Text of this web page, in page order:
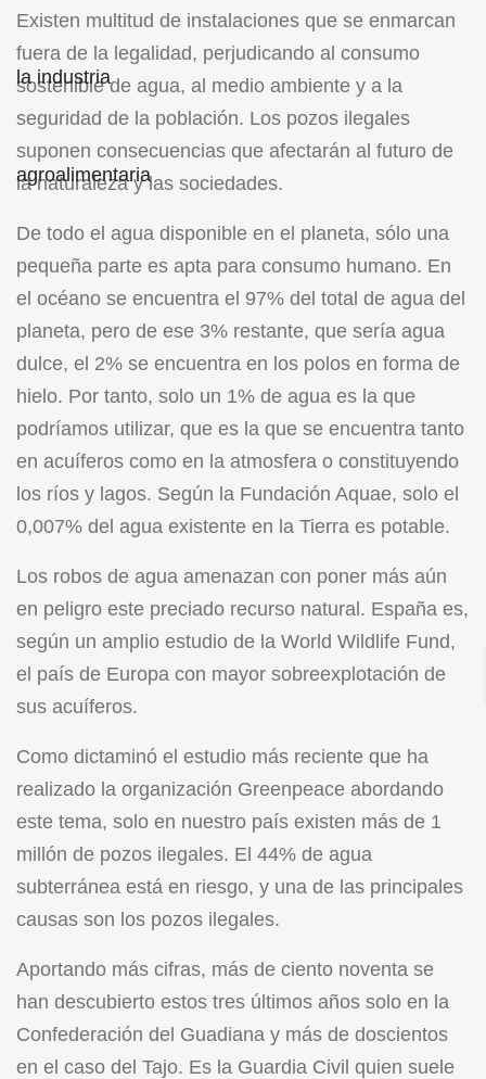
Existen multitud de instalaciones que se enmarcan
fuera de la legalidad, perjudicando al consumo
sostenible de agua, al medio ambiente y a la
seguridad de la población. Los pozos ilegales
suponen consecuencias que afectarán al futuro de
la naturaleza y las sociedades.
De todo el agua disponible en el planeta, sólo una
pequeña parte es apta para consumo humano. En
el océano se encuentra el 97% del total de agua del
planeta, pero de ese 3% restante, que sería agua
dulce, el 2% se encuentra en los polos en forma de
hielo. Por tanto, solo un 1% de agua es la que
podríamos utilizar, que es la que se encuentra tanto
en acuíferos como en la atmosfera o constituyendo
los ríos y lagos. Según la Fundación Aquae, solo el
0,007% del agua existente en la Tierra es potable.
Los robos de agua amenazan con poner más aún
en peligro este preciado recurso natural. España es,
según un amplio estudio de la World Wildlife Fund,
el país de Europa con mayor sobreexplotación de
sus acuíferos.
Como dictaminó el estudio más reciente que ha
realizado la organización Greenpeace abordando
este tema, solo en nuestro país existen más de 1
millón de pozos ilegales. El 44% de agua
subterránea está en riesgo, y una de las principales
causas son los pozos ilegales.
Aportando más cifras, más de ciento noventa se
han descubierto estos tres últimos años solo en la
Confederación del Guadiana y más de doscientos
en el caso del Tajo. Es la Guardia Civil quien suele